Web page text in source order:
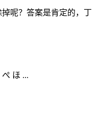
呢？答案是肯定的，丁
ほ ...